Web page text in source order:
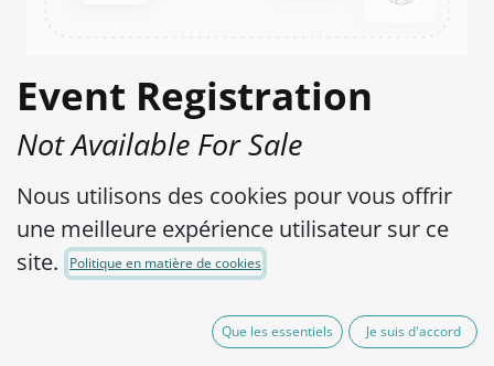
Event Registration
Not Available For Sale
Contactez-nous
Nous utilisons des cookies pour vous offrir
une meilleure expérience utilisateur sur ce
site.
Politique en matière de cookies
Que les essentiels Je suis d'accord